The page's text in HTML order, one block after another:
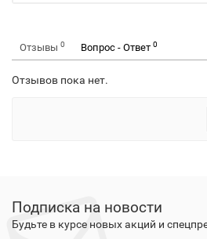
Отзывы 0 Вопрос - Ответ 0
Отзывов пока нет.
Подписка на новости
Будьте в курсе новых акций и